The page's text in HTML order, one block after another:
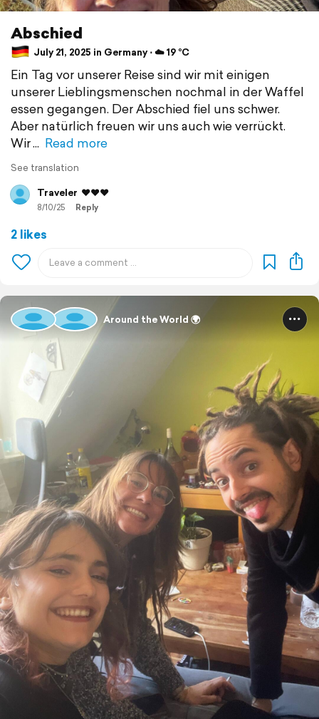
Abschied
July 21, 2025 in Germany ⋅ ☁️ 19 °C
Ein Tag vor unserer Reise sind wir mit einigen
unserer Lieblingsmenschen nochmal in der Waffel
essen gegangen. Der Abschied fiel uns schwer.
Aber natürlich freuen wir uns auch wie verrückt.
Wir
Read more
See translation
Traveler ❤️❤️❤️
8/10/25 Reply
2 likes
Around the World 🌍